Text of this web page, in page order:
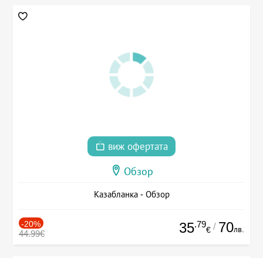
виж офертата
Обзор
Казабланка - Обзор
-20%
44.99€ 35.79
€ / 70лв.